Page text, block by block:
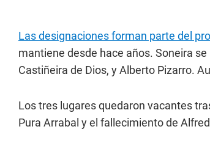
Las designaciones forman parte del
mantiene desde hace años. Soneira
Castiñeira de Dios, y Alberto Pizarro.
Los tres lugares quedaron vacantes
Pura Arrabal y el fallecimiento de